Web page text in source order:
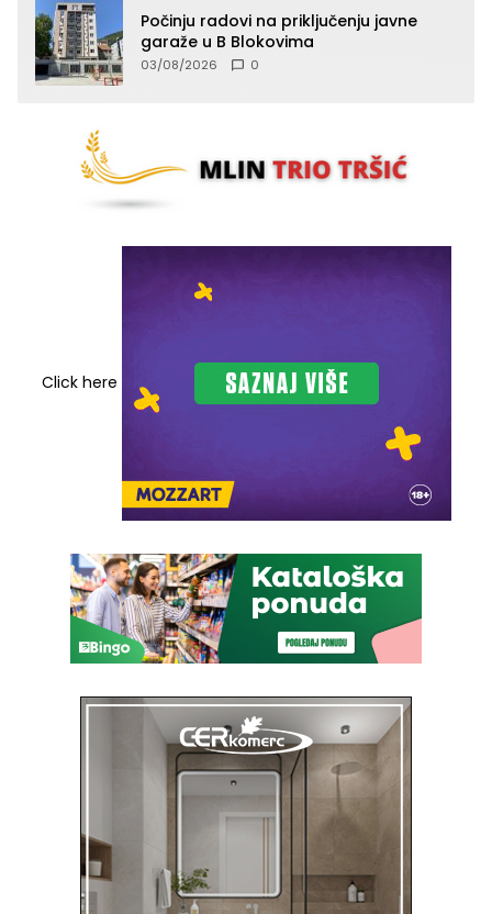
Počinju radovi na priključenju javne
garaže u B Blokovima
03/08/2026 0
Click here